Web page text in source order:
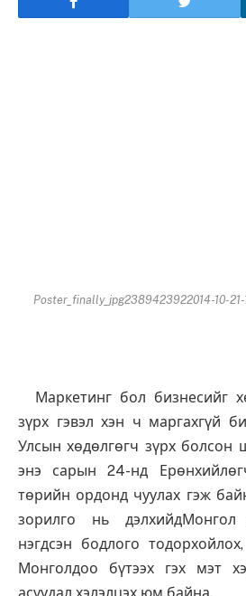
Poster_finally_jpg2389423922014-10-
Маркетинг бол бизнесийг
зүрх гэвэл хэн ч маргахгүй
Улсын хөдөлгөгч зүрх болсон
энэ сарын 24-нд
төрийн ордонд чуулах гэж
зорилго нь дэлхийдМонгол
нэгдсэн бодлого
Монголдоо бүтээх гэх мэт